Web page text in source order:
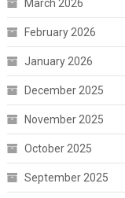
March 2026
February 2026
January 2026
December 2025
November 2025
October 2025
September 2025